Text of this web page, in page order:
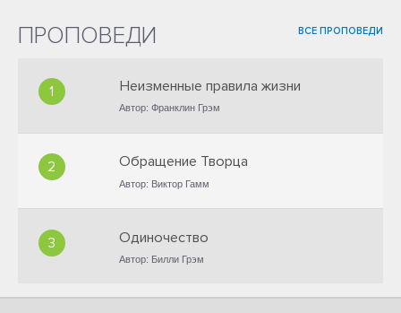
ПРОПОВЕДИ ВСЕ ПРОПОВЕДИ
1 Неизменные правила жизни
Автор: Франклин Грэм
2 Обращение Творца
Автор: Виктор Гамм
3 Одиночество
Автор: Билли Грэм